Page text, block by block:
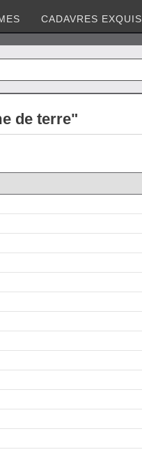
CADAVRES EXQUIS
de terre"